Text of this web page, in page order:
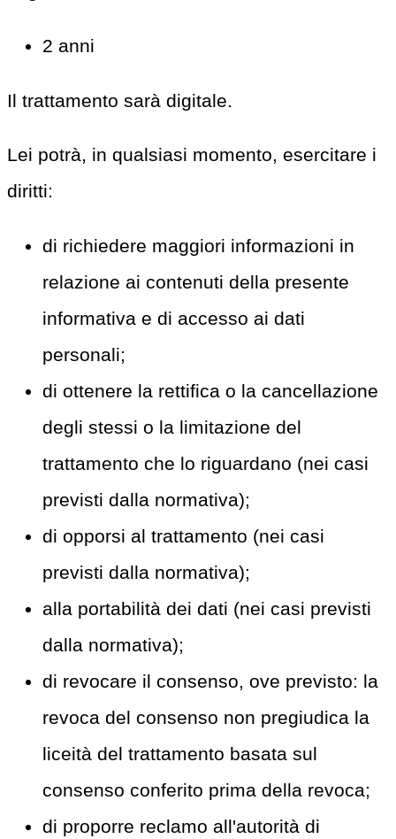
2 anni
Il trattamento sarà digitale.
Lei potrà, in qualsiasi momento, esercitare i
diritti:
di richiedere maggiori informazioni in
relazione ai contenuti della presente
informativa e di accesso ai dati
personali;
di ottenere la rettifica o la cancellazione
degli stessi o la limitazione del
trattamento che lo riguardano (nei casi
previsti dalla normativa);
di opporsi al trattamento (nei casi
previsti dalla normativa);
alla portabilità dei dati (nei casi previsti
dalla normativa);
di revocare il consenso, ove previsto: la
revoca del consenso non pregiudica la
liceità del trattamento basata sul
consenso conferito prima della revoca;
di proporre reclamo all'autorità di